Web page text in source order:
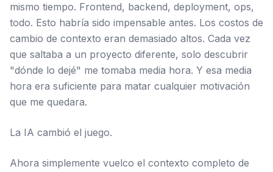
mismo tiempo. Frontend, backend, deployment, ops,
todo. Esto habría sido impensable antes. Los costos de
cambio de contexto eran demasiado altos. Cada vez
que saltaba a un proyecto diferente, solo descubrir
"dónde lo dejé" me tomaba media hora. Y esa media
hora era suficiente para matar cualquier motivación
que me quedara.
La IA cambió el juego.
Ahora simplemente vuelco el contexto completo de